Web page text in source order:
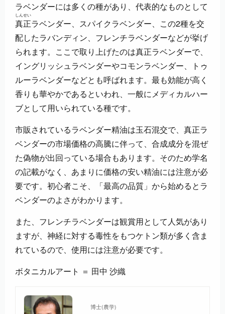
ラベンダーには多くの種があり、代表的なものとして
真正
しんせい
ラベンダー、スパイクラベンダー、この2種を交
配したラバンディン、フレンチラベンダーなどが挙げ
られます。ここで取り上げたのは真正ラベンダーで、
イングリッシュラベンダーやコモンラベンダー、トゥ
ルーラベンダーなどとも呼ばれます。最も効能が高く
香りも華やかであるといわれ、一般にメディカルハー
ブとして用いられている種です。
市販されているラベンダー精油は玉石混交で、真正ラ
ベンダーの市場価格の高騰に伴って、合成成分を混ぜ
た偽物が出回っている場合もあります。そのため学名
の記載がなく、あまりに価格の安い精油には注意が必
要です。初心者こそ、「最高の品質」から始める​とラ
ベンダーのよさがわかります。
また、フレンチラベンダーは観賞用として人気があり
ますが、神経に対する毒性をもつケトン類が多く含ま
れているので、使用には注意が必要です。
ボタニカルアート ＝ 田中 沙織
博士(農学)